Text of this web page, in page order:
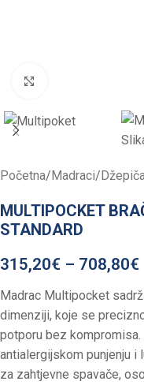
Početna/Madraci/
MULTIPOCKET
STANDARD
315,20€ – 708,80€
Madrac Multipocket
dimenziji, koje se
potporu bez kompromisa.
antialergijskom punjenju i
za zahtjevne spavače,